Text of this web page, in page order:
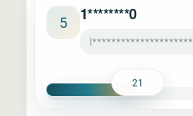
5 1********0
21